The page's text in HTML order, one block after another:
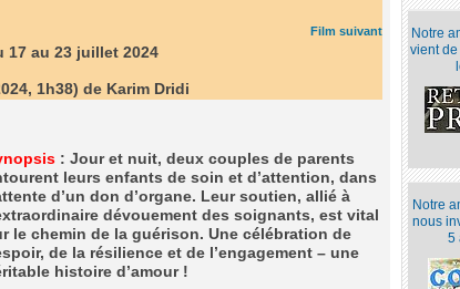
Film suivant
17 au 23 juillet 2024
1h38) de Karim Dridi
: Jour et nuit, deux couples de parents
leurs enfants de soin et d’attention, dans
d’un don d’organe. Leur soutien, allié à
dévouement des soignants, est vital
le chemin de la guérison. Une célébration de
de la résilience et de l’engagement – une
histoire d’amour !
Notre
vient
Notre
nous
5